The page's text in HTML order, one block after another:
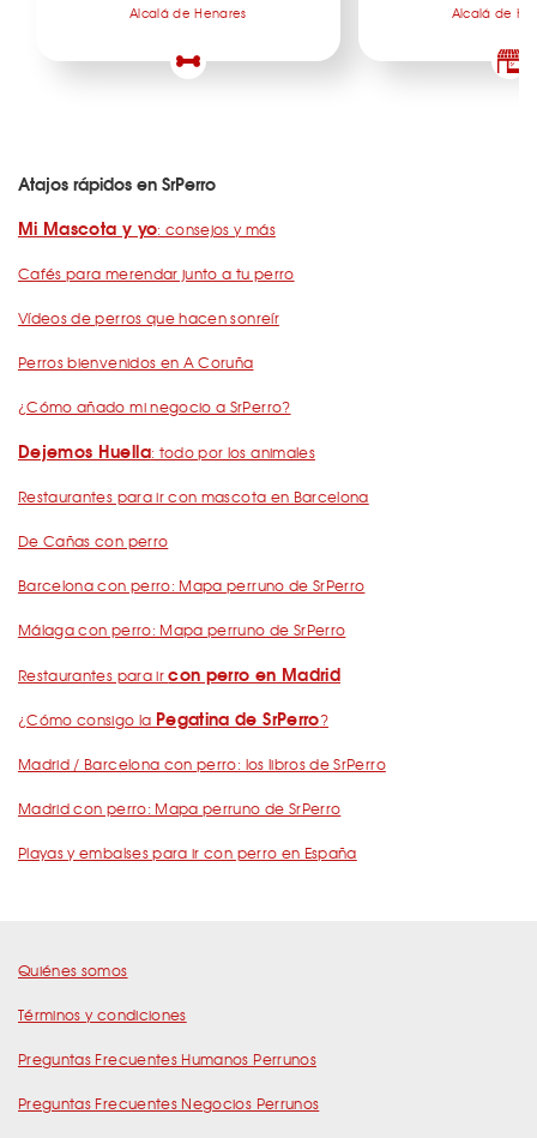
Alcalá de Henares Alcalá de
Atajos rápidos en SrPerro
Mi Mascota y yo: consejos y más
Cafés para merendar junto a tu perro
Vídeos de perros que hacen sonreír
Perros bienvenidos en A Coruña
¿Cómo añado mi negocio a SrPerro?
Dejemos Huella: todo por los animales
Restaurantes para ir con mascota en Barcelona
De Cañas con perro
Barcelona con perro: Mapa perruno de SrPerro
Málaga con perro: Mapa perruno de SrPerro
Restaurantes para ircon perro en Madrid
¿Cómo consigo la Pegatina de SrPerro?
Madrid / Barcelona con perro: los libros de SrPerro
Madrid con perro: Mapa perruno de SrPerro
Playas y embalses para ir con perro en España
Quiénes somos
Términos y condiciones
Preguntas Frecuentes Humanos Perrunos
Preguntas Frecuentes Negocios Perrunos